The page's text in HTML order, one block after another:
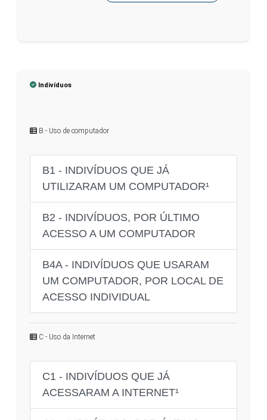
Indivíduos
B - Uso de computador
B1 - INDIVÍDUOS QUE JÁ
UTILIZARAM UM COMPUTADOR¹
B2 - INDIVÍDUOS, POR ÚLTIMO
ACESSO A UM COMPUTADOR
B4A - INDIVÍDUOS QUE USARAM
UM COMPUTADOR, POR LOCAL DE
ACESSO INDIVIDUAL
C - Uso da Internet
C1 - INDIVÍDUOS QUE JÁ
ACESSARAM A INTERNET¹